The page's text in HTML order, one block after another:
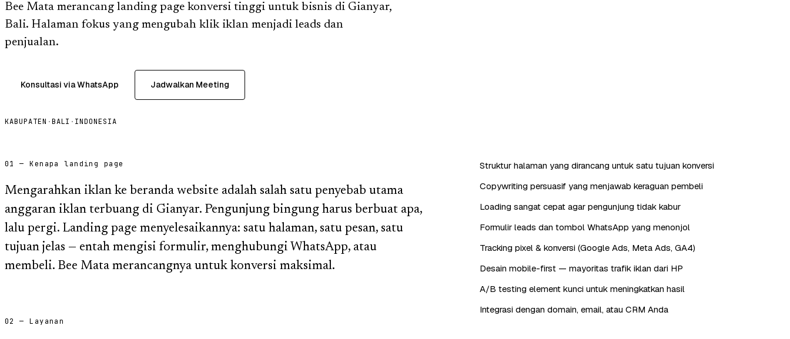
Bee Mata merancang landing page konversi tinggi untuk bisnis di Gianyar,
Bali. Halaman fokus yang mengubah klik iklan menjadi leads dan
penjualan.
Konsultasi via WhatsApp Jadwalkan Meeting
KABUPATEN ·BALI · INDONESIA
01 — Kenapa landing page
Mengarahkan iklan ke beranda website adalah salah satu penyebab utama
anggaran iklan terbuang di Gianyar. Pengunjung bingung harus berbuat apa,
lalu pergi. Landing page menyelesaikannya: satu halaman, satu pesan, satu
tujuan jelas — entah mengisi formulir, menghubungi WhatsApp, atau
membeli. Bee Mata merancangnya untuk konversi maksimal.
Struktur halaman yang dirancang untuk satu tujuan konversi
Copywriting persuasif yang menjawab keraguan pembeli
Loading sangat cepat agar pengunjung tidak kabur
Formulir leads dan tombol WhatsApp yang menonjol
Tracking pixel & konversi (Google Ads, Meta Ads, GA4)
Desain mobile-first — mayoritas trafik iklan dari HP
A/B testing element kunci untuk meningkatkan hasil
Integrasi dengan domain, email, atau CRM Anda
02 — Layanan